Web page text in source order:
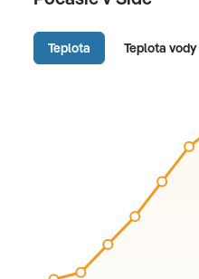
Teplota Teplota vody